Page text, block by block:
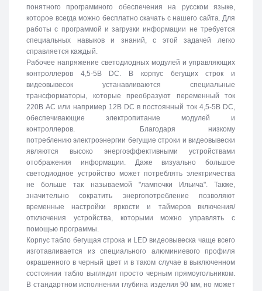
понятного программного обеспечения на русском языке,
которое всегда можно бесплатно скачать с нашего сайта. Для
работы с программой и загрузки информации не требуется
специальных навыков и знаний, с этой задачей легко
справляется каждый.
Рабочее напряжение светодиодных модулей и управляющих
контроллеров 4,5-5В DC. В корпус бегущих строк и
видеовывесок устанавливаются специальные
трансформаторы, которые преобразуют переменный ток
220В АС или например 12В DC в постоянный ток 4,5-5В DC,
обеспечивающие электропитание модулей и
контроллеров. Благодаря низкому
потреблению электроэнергии бегущие строки и видеовывески
являются высоко энергоэффективными устройствами
отображения информации. Даже визуально большое
светодиодное устройство может потреблять электричества
не больше так называемой "лампочки Ильича". Также,
значительно сократить энергопотребление позволяют
временные настройки яркости и таймеров включения/
отключения устройства, которыми можно управлять с
помощью программы.
Корпус табло бегущая строка и LED видеовывеска чаще всего
изготавливается из специального алюминиевого профиля
окрашенного в черный цвет и в таком случае в выключенном
состоянии табло выглядит просто черным прямоугольником.
В стандартном исполнении глубина изделия 90 мм, но может